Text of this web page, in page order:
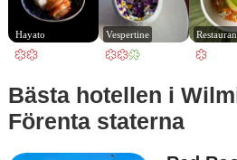
Hayato Vespertine
Bästa hotellen i
Förenta staterna